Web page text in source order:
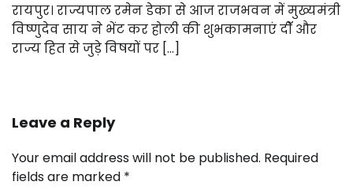
रायपुर। राज्यपाल रमेन डेका से आज राजभवन में मुख्यमंत्री
विष्णुदेव साय ने भेंट कर होली की शुभकामनाएं दीॅ और
राज्य हित से जुड़े विषयों पर […]
Leave a Reply
Your email address will not be published. Required
fields are marked *